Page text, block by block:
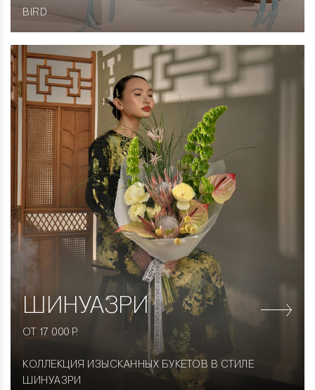
BIRD
ШИНУАЗРИ
ОТ 17 000 Р.
КОЛЛЕКЦИЯ ИЗЫСКАННЫХ БУКЕТОВ В СТИЛЕ
ШИНУАЗРИ